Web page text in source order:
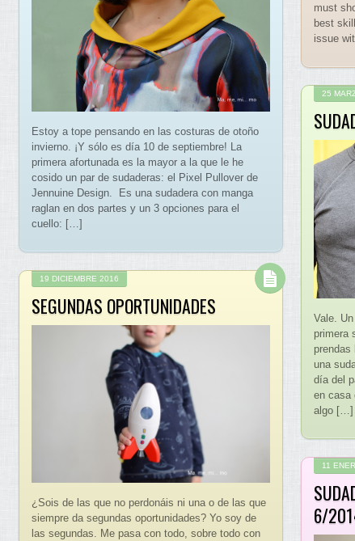
must
best
issue
Estoy a tope pensando en las costuras de otoño
invierno. ¡Y sólo es día 10 de septiembre! La
primera afortunada es la mayor a la que le he
cosido un par de sudaderas: el Pixel Pullover de
Jennuine Design. Es una sudadera con manga
raglan en dos partes y un 3 opciones para el
cuello: […]
25
Vale.
primera
prendas
una
día del
en casa
algo […]
19 DICIEMBRE 2016
SEGUNDAS OPORTUNIDADES
¿Sois de las que no perdonáis ni una o de las que
siempre da segundas oportunidades? Yo soy de
las segundas. Me pasa con todo, sobre todo con
11
6/